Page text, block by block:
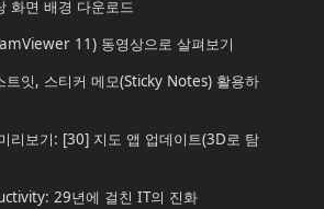
화면 배경 다운로드
11) 동영상으로 살펴보기
트잇, 스티커 메모(Sticky Notes) 활용하
리보기: [30] 지도 앱 업데이트(3D로 탐
29년에 걸친 IT의 진화